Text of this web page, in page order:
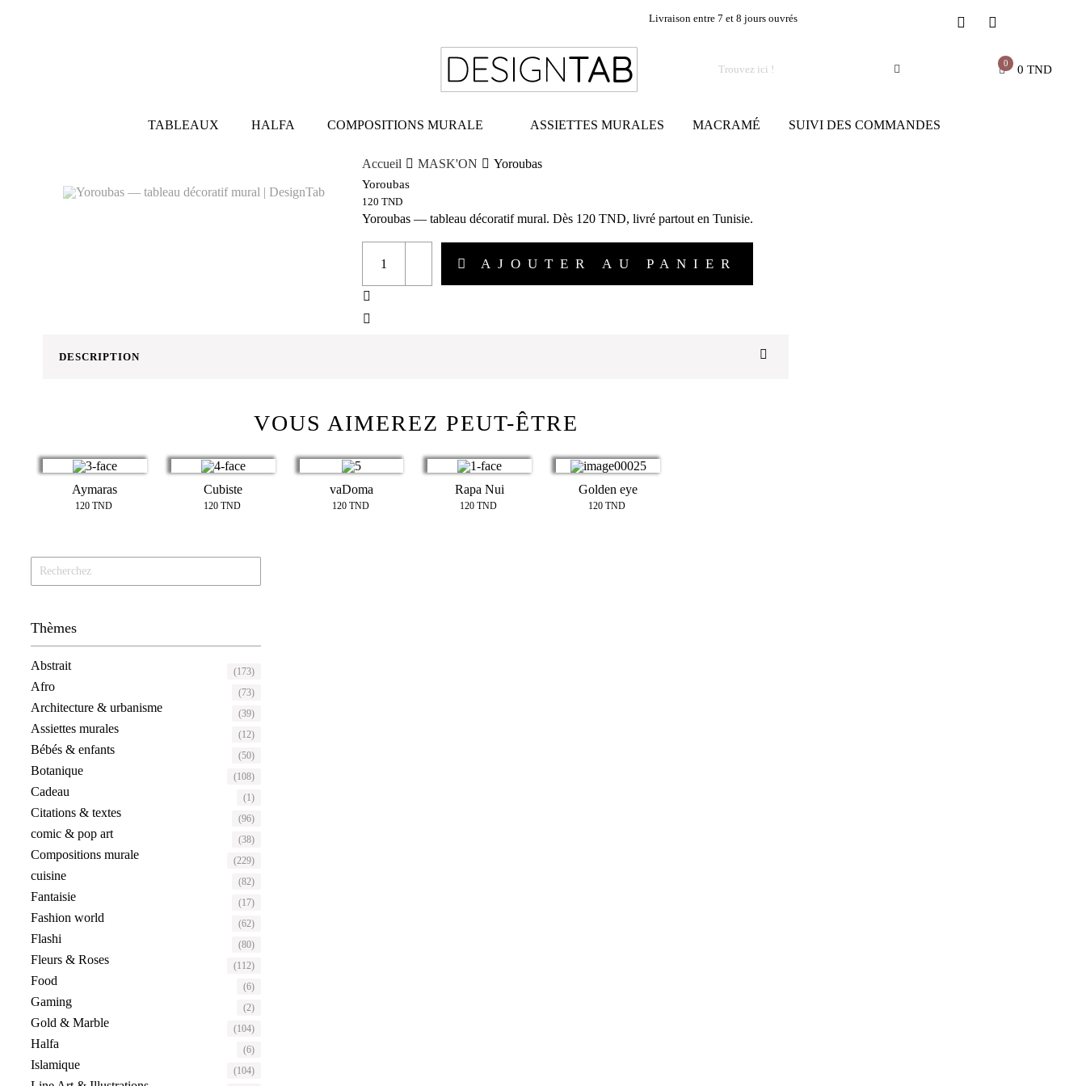
Livraison entre 7 et 8 jours ouvrés
0 0 TND
TABLEAUX HALFA COMPOSITIONS MURALE ASSIETTES MURALES MACRAMÉ SUIVI DES COMMANDES
Accueil MASK'ON Yoroubas
Yoroubas
120 TND
Yoroubas — tableau décoratif mural. Dès 120 TND, livré partout en Tunisie.
AJOUTER AU PANIER
DESCRIPTION
VOUS AIMEREZ PEUT-ÊTRE
Aymaras
120 TND
Cubiste
120 TND
vaDoma
120 TND
Rapa Nui
120TND
Golden eye
120TND
Thèmes
Abstrait (173)
Afro (73)
Architecture & urbanisme (39)
Assiettes murales (12)
Bébés & enfants (50)
Botanique (108)
Cadeau (1)
Citations & textes (96)
comic & pop art (38)
Compositions murale (229)
cuisine (82)
Fantaisie (17)
Fashion world (62)
Flashi (80)
Fleurs & Roses (112)
Food (6)
Gaming (2)
Gold & Marble (104)
Halfa (6)
Islamique (104)